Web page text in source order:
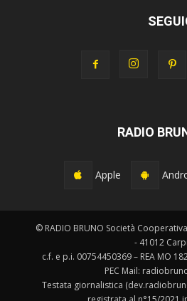
RADIO
Apple
© RADIO BRUNO Società
- 41012
c.f. e p.i. 00754450369 – REA MO
PEC Mail:
Testata giornalistica